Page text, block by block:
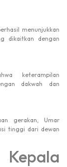
menunjukkan
dikaitkan dengan
keterampilan
dakwah dan
gerakan, Umar
tinggi dari dewan